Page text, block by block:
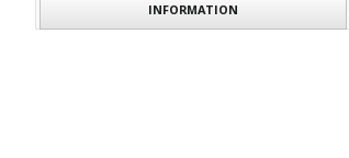
INFORMATION